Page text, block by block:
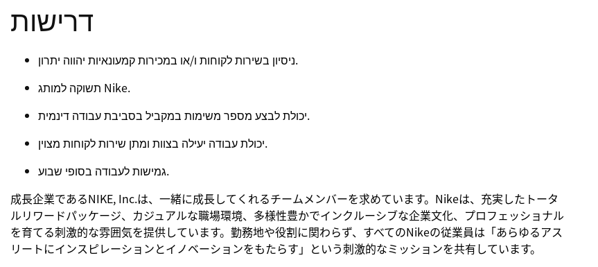
דרישות
ניסיון בשירות לקוחות ו/או במכירות קמעונאיות יהווה יתרון.
תשוקה למותג Nike.
יכולת לבצע מספר משימות במקביל בסביבת עבודה דינמית.
יכולת עבודה יעילה בצוות ומתן שירות לקוחות מצוין.
גמישות לעבודה בסופי שבוע.
成長企業であるNIKE, Inc.は、一緒に成長してくれるチームメンバーを求めています。Nikeは、充実したトータ
ルリワードパッケージ、カジュアルな職場環境、多様性豊かでインクルーシブな企業文化、プロフェッショナル
を育てる刺激的な雰囲気を提供しています。勤務地や役割に関わらず、すべてのNikeの従業員は「あらゆるアス
リートにインスピレーションとイノベーションをもたらす」という刺激的なミッションを共有しています。